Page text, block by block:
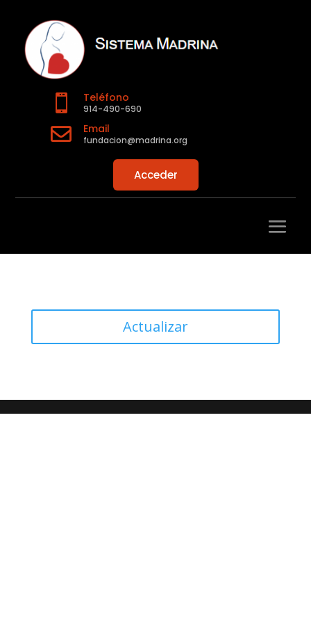
 Teléfono
914-490-690
 Email
fundacion@madrina.org
Acceder
Actualizar